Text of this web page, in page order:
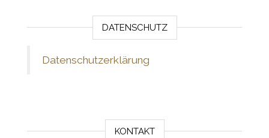
DATENSCHUTZ
Datenschutzerklärung
KONTAKT